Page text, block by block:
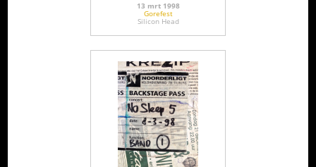
13 mrt 1998
Gorefest
Silicon Head